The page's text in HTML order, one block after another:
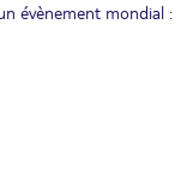
évènement mondial :